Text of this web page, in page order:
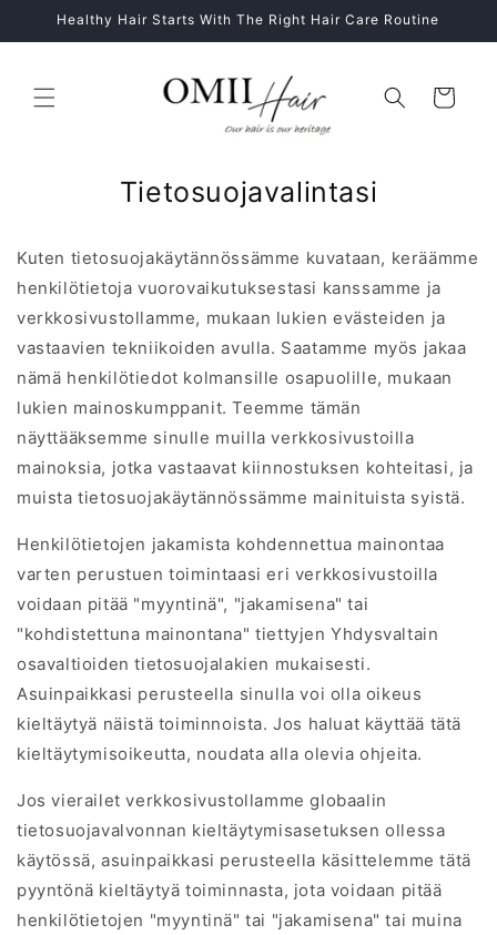
siirry
sisältöön
Healthy Hair Starts With The Right Hair Care Routine
Ostoskori
Tietosuojavalintasi
Kuten tietosuojakäytännössämme kuvataan, keräämme
henkilötietoja vuorovaikutuksestasi kanssamme ja
verkkosivustollamme, mukaan lukien evästeiden ja
vastaavien tekniikoiden avulla. Saatamme myös jakaa
nämä henkilötiedot kolmansille osapuolille, mukaan
lukien mainoskumppanit. Teemme tämän
näyttääksemme sinulle muilla verkkosivustoilla
mainoksia, jotka vastaavat kiinnostuksen kohteitasi, ja
muista tietosuojakäytännössämme mainituista syistä.
Henkilötietojen jakamista kohdennettua mainontaa
varten perustuen toimintaasi eri verkkosivustoilla
voidaan pitää "myyntinä", "jakamisena" tai
"kohdistettuna mainontana" tiettyjen Yhdysvaltain
osavaltioiden tietosuojalakien mukaisesti.
Asuinpaikkasi perusteella sinulla voi olla oikeus
kieltäytyä näistä toiminnoista. Jos haluat käyttää tätä
kieltäytymisoikeutta, noudata alla olevia ohjeita.
Jos vierailet verkkosivustollamme globaalin
tietosuojavalvonnan kieltäytymisasetuksen ollessa
käytössä, asuinpaikkasi perusteella käsittelemme tätä
pyyntönä kieltäytyä toiminnasta, jota voidaan pitää
henkilötietojen "myyntinä" tai "jakamisena" tai muina